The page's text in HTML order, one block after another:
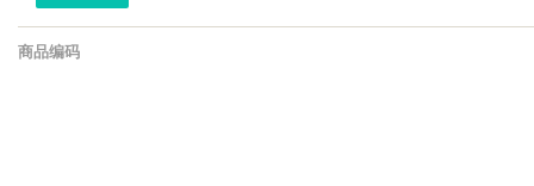
商品编码